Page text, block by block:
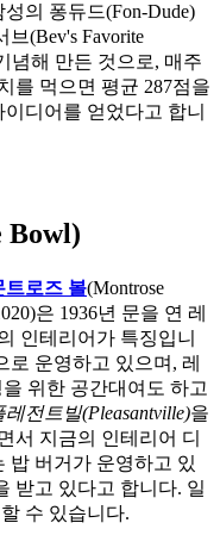
의 퐁듀드(Fon-Dude)
(Bev's Favorite
념해 만든 것으로, 매주
를 먹으면 평균 287점을
디어를 얻었다고 합니
Bowl)
트로즈 볼(Montrose
은 1936년 문을 연 레
인테리어가 특징입니
운영하고 있으며, 레
위한 공간대여도 하고
레전트빌(Pleasantville)을
서 지금의 인테리어 디
밥 버거가 운영하고 있
받고 있다고 합니다. 일
수 있습니다.